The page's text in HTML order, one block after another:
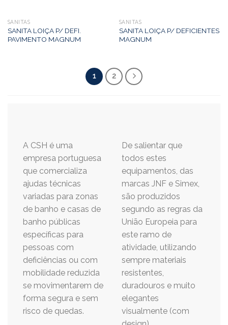
SANITAS
SANITA LOIÇA P/ DEFI.
PAVIMENTO MAGNUM
SANITAS
SANITA LOIÇA P/ DEFICIENTES
MAGNUM
1 2
A CSH é uma
empresa portuguesa
que comercializa
ajudas técnicas
variadas para zonas
de banho e casas de
banho públicas
específicas para
pessoas com
deficiências ou com
mobilidade reduzida
se movimentarem de
forma segura e sem
risco de quedas.
De salientar que
todos estes
equipamentos, das
marcas JNF e Simex,
são produzidos
segundo as regras da
União Europeia para
este ramo de
atividade, utilizando
sempre materiais
resistentes,
duradouros e muito
elegantes
visualmente (com